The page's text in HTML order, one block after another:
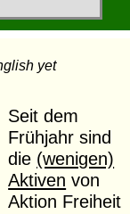
yet
Seit dem
Frühjahr sind
die (wenigen)
Aktiven von
Aktion Freiheit